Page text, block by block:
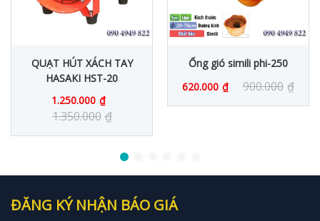
QUẠT HÚT XÁCH TAY
HASAKI HST-20
1.250.000 ₫
1.350.000 ₫
Ống gió simili phi-250
620.000 ₫ 900.000 ₫
ĐĂNG KÝ NHẬN BÁO GIÁ